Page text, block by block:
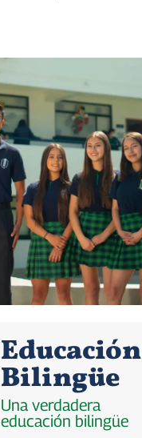
Educación
Bilingüe
Una verdadera
educación bilingüe